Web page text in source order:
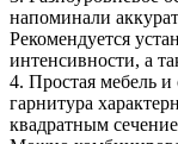
напоминали
Рекомендуется
интенсивности, а
4. Простая мебель
гарнитура
квадратным